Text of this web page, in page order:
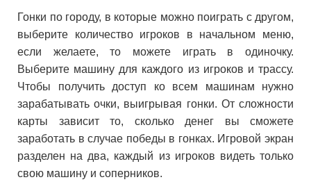
Гонки по городу, в которые можно поиграть с другом,
выберите количество игроков в начальном меню,
если желаете, то можете играть в одиночку.
Выберите машину для каждого из игроков и трассу.
Чтобы получить доступ ко всем машинам нужно
зарабатывать очки, выигрывая гонки. От сложности
карты зависит то, сколько денег вы сможете
заработать в случае победы в гонках. Игровой экран
разделен на два, каждый из игроков видеть только
свою машину и соперников.